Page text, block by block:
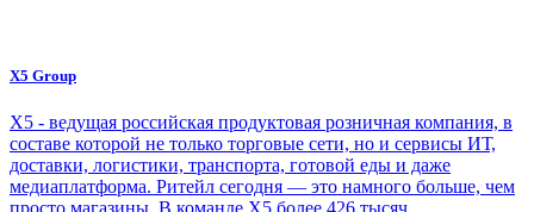
X5 Group
Х5 - ведущая российская продуктовая розничная компания, в
составе которой не только торговые сети, но и сервисы ИТ,
доставки, логистики, транспорта, готовой еды и даже
медиаплатформа. Ритейл сегодня — это намного больше, чем